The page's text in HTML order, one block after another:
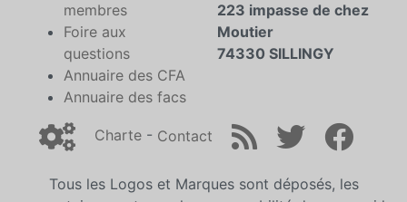
membres
Foire aux
questions
Annuaire des CFA
Annuaire des facs
223 impasse de chez
Moutier
74330 SILLINGY
Charte - Contact
Tous les Logos et Marques sont déposés, les